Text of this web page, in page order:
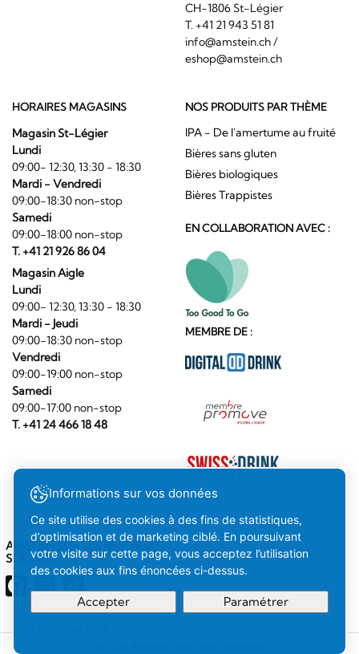
CH-1806 St-Légier
T. +41 21 943 51 81
info@amstein.ch/
eshop@amstein.ch
HORAIRES MAGASINS
Magasin St-Légier
Lundi
09:00- 12:30, 13:30 - 18:30
Mardi - Vendredi
09:00-18:30 non-stop
Samedi
09:00-18:00 non-stop
T. +41 21 926 86 04
Magasin Aigle
Lundi
09:00- 12:30, 13:30 - 18:30
Mardi - Jeudi
09:00-18:30 non-stop
Vendredi
09:00-19:00 non-stop
Samedi
09:00-17:00 non-stop
T. +41 24 466 18 48
NOS PRODUITS PAR THÈME
IPA - De l'amertume au fruité
Bières sans gluten
Bières biologiques
Bières Trappistes
EN COLLABORATION AVEC :
MEMBRE DE :
AMSTEIN SUR LES RÉSEAUX
SOCIAUX
Informations sur vos données
Ce site utilise des cookies à des fins de statistiques,
d’optimisation et de marketing ciblé. En poursuivant
votre visite sur cette page, vous acceptez l’utilisation
des cookies aux fins énoncées ci-dessus.
Accepter Paramétrer